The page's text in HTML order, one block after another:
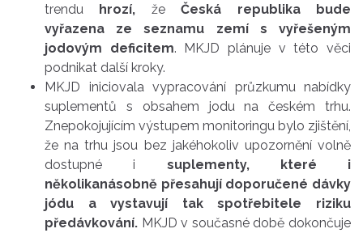
trendu hrozí, žeČeská republika bude
vyřazena ze seznamu zemí s vyřešeným
jodovým deficitem. MKJD plánuje v této věci
podnikat další kroky.
MKJD iniciovala vypracování průzkumu nabídky
suplementů s obsahem jodu na českém trhu.
Znepokojujícím výstupem monitoringu bylo zjištění,
že na trhu jsou bez jakéhokoliv upozornění volně
dostupné i suplementy, které i
několikanásobně přesahují doporučené dávky
jódu a vystavují tak spotřebitele riziku
předávkování. MKJD v současné době dokončuje